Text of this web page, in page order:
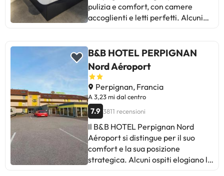
cerchi un posto funzionale e ben
posizionato.
pulizia e comfort, con camere
accoglienti e letti perfetti. Alcuni
Il personale riceve elogi per la sua
gentilezza, anche se a volte si
menziona la mancanza di
informazioni. Buon rapporto
qualità-prezzo, con parcheggio
gratuito e posizione pratica. Alcune
critiche evidenziano lenzuola
sporche e rumore. Ideale per
riposarsi durante lunghi viaggi, con
una colazione abbondante. In
sintesi, un hotel comodo e
B&B HOTEL PERPIGNAN
Nord Aéroport
Perpignan, Francia
A 3,23 mi dal centro
7.9 3811 recensioni
Il B&B HOTEL Perpignan Nord
Aéroport si distingue per il suo
comfort e la sua posizione
strategica. Alcuni ospiti elogiano la